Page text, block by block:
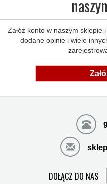
Załóż konto w naszym sklepie
dodane opinie i wiele
DOŁĄCZ DO NAS